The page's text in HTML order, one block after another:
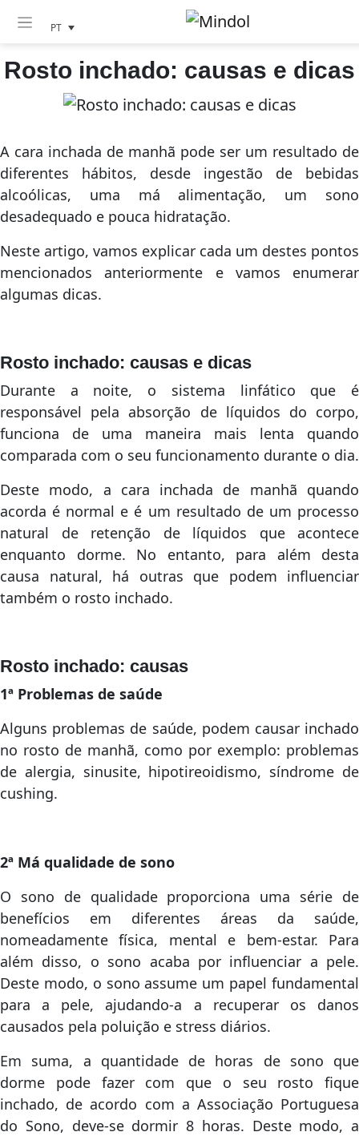
PT
Rosto inchado: causas e dicas
A cara inchada de manhã pode ser um resultado de
diferentes hábitos, desde ingestão de bebidas
alcoólicas, uma má alimentação, um sono
desadequado e pouca hidratação.
Neste artigo, vamos explicar cada um destes pontos
mencionados anteriormente e vamos enumerar
algumas dicas.
Rosto inchado: causas e dicas
Durante a noite, o sistema linfático que é
responsável pela absorção de líquidos do corpo,
funciona de uma maneira mais lenta quando
comparada com o seu funcionamento durante o dia.
Deste modo, a cara inchada de manhã quando
acorda é normal e é um resultado de um processo
natural de retenção de líquidos que acontece
enquanto dorme. No entanto, para além desta
causa natural, há outras que podem influenciar
também o rosto inchado.
Rosto inchado: causas
1ª Problemas de saúde
Alguns problemas de saúde, podem causar inchado
no rosto de manhã, como por exemplo: problemas
de alergia, sinusite, hipotireoidismo, síndrome de
cushing.
2ª Má qualidade de sono
O sono de qualidade proporciona uma série de
benefícios em diferentes áreas da saúde,
nomeadamente física, mental e bem-estar. Para
além disso, o sono acaba por influenciar a pele.
Deste modo, o sono assume um papel fundamental
para a pele, ajudando-a a recuperar os danos
causados pela poluição e stress diários.
Em suma, a quantidade de horas de sono que
dorme pode fazer com que o seu rosto fique
inchado, de acordo com a Associação Portuguesa
do Sono, deve-se dormir 8 horas. Deste modo, a